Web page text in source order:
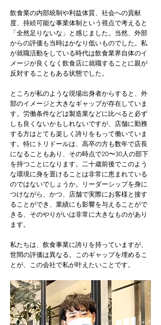
飲食業の内部統制や利益体質、社会への貢献
度、持続可能な事業体制という視点で考えると
「全然足りないな」と感じました。当然、外部
からの評価も当時はかなり低いものでした。私
が就職活動をしている時代は飲食業界自体のイ
メージが良くなく飲食店に就職することに親が
反対することもある状態でした。
ところが私のような現場出身者からすると、外
部のイメージと大きなギャップが存在していま
す。労働条件などは製造業などに比べると必ず
しも良くないかもしれないですが、店舗に勤務
する方はとても楽しく誇りをもって働いていま
す。特にトリドールは、高卒の方も数年で店長
になることもあり、その時点で20〜30人の部下
を持つことになります。二十歳前後でこのよう
な環境に身を置けることは非常に恵まれている
のではないでしょうか。リーダーシップを身に
つけながら、かつ、店舗で実際にお客様と接す
ることができ、業績にも影響を与えることがで
きる、そのやりがいは非常に大きなものがあり
ます。
私たちは、飲食事業に誇りを持っていますが、
世間の評価は異なる。このギャップを埋めるこ
とが、この会社で私が叶えたいことです。